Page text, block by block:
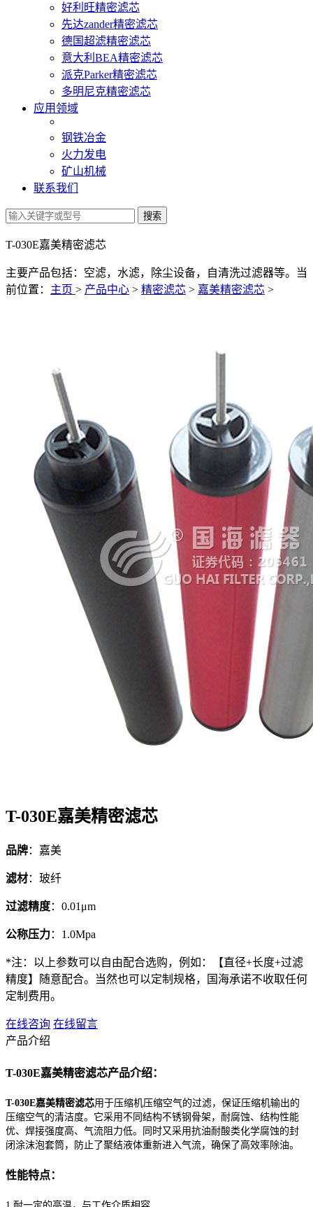
好利旺精密滤芯
先达zander精密滤芯
德国超滤精密滤芯
意大利BEA精密滤芯
派克Parker精密滤芯
多明尼克精密滤芯
应用领域
钢铁冶金
火力发电
矿山机械
联系我们
T-030E嘉美精密滤芯
主要产品包括：空滤，水滤，除尘设备，自清洗过滤器等。
当
前位置： 主页 > 产品中心 > 精密滤芯 > 嘉美精密滤芯 >
T-030E嘉美精密滤芯
品牌：嘉美
滤材：玻纤
过滤精度：0.01μm
公称压力：1.0Mpa
*注：以上参数可以自由配合选购，例如：【直径+长度+过滤
精度】随意配合。当然也可以定制规格，国海承诺不收取任何
定制费用。
在线咨询 在线留言
产品介绍
T-030E嘉美精密滤芯产品介绍：
T-030E嘉美精密滤芯用于压缩机压缩空气的过滤，保证压缩机输出的
压缩空气的清洁度。它采用不同结构不锈钢骨架，耐腐蚀、结构性能
优、焊接强度高、气流阻力低。同时又采用抗油耐酸类化学腐蚀的封
闭涂沫泡套筒，防止了聚结液体重新进入气流，确保了高效率除油。
性能特点：